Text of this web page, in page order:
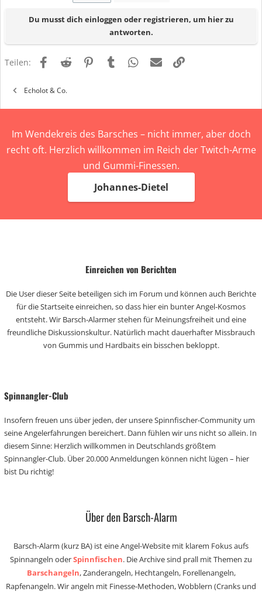
o
e
n
Du musst dich einloggen oder registrieren, um hier zu
antworten.
Teilen: FacebookReddit PinterestTumblr WhatsApp
E-Mail
Echolot & Co.
Im Wendekreis des Barsches – nicht immer, aber doch
recht oft. Herzlich willkommen im Reich der Twitch-Arme
und Gummi-Finessen.
Johannes-Dietel
Einreichen von Berichten
Die User dieser Seite beteiligen sich im Forum und können auch Berichte
für die Startseite einreichen, so dass hier ein bunter Angel-Kosmos
entsteht. Wir Barsch-Alarmer stehen für Meinungsfreiheit und eine
freundliche Diskussionskultur. Natürlich macht dauerhafter Missbrauch
von Gummis und Hardbaits ein bisschen bekloppt.
Spinnangler-Club
Insofern freuen uns über jeden, der unsere Spinnfischer-Community um
seine Angelerfahrungen bereichert. Dann fühlen wir uns nicht so allein. In
diesem Sinne: Herzlich willkommen in Deutschlands größtem
Spinnangler-Club. Über 20.000 Anmeldungen können nicht lügen – hier
bist Du richtig!
Über den Barsch-Alarm
Barsch-Alarm (kurz BA) ist eine Angel-Website mit klarem Fokus aufs
Spinnangeln oderSpinnfischen. Die Archive sind prall mit Themen zu
Barschangeln, Zanderangeln, Hechtangeln, Forellenangeln,
Rapfenangeln. Wir angeln mit Finesse-Methoden, Wobblern (Cranks und